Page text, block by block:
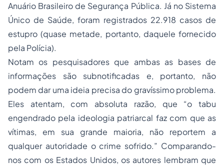
Anuário Brasileiro de Segurança Pública. Já no Sistema
Único de Saúde, foram registrados 22.918 casos de
estupro (quase metade, portanto, daquele fornecido
pela Polícia).
Notam os pesquisadores que ambas as bases de
informações são subnotificadas e, portanto, não
podem dar uma ideia precisa do gravíssimo problema.
Eles atentam, com absoluta razão, que “o tabu
engendrado pela ideologia patriarcal faz com que as
vítimas, em sua grande maioria, não reportem a
qualquer autoridade o crime sofrido.” Comparando-
nos com os Estados Unidos, os autores lembram que